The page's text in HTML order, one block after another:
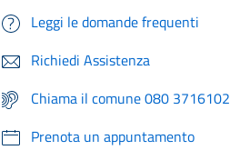
Leggi le domande frequenti
Richiedi Assistenza
Chiama il comune 080 3716102
Prenota un appuntamento